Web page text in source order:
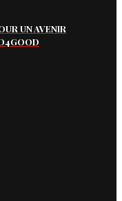
UN AVENIR